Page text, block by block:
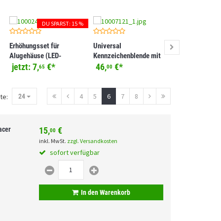
Erhöhungsset für
Alugehäuse (LED-
Kennzeichenbeleuchtung)
jetzt: 7,65 €*
DU SPARST: 15 %
Universal
Kennzeichenblende mit
Nummernschildbeleuchtung
46,00 €*
Universal
4 5 6 7 8
24
15,00 €
inkl. MwSt. zzgl. Versandkosten
sofort verfügbar
In den Warenkorb